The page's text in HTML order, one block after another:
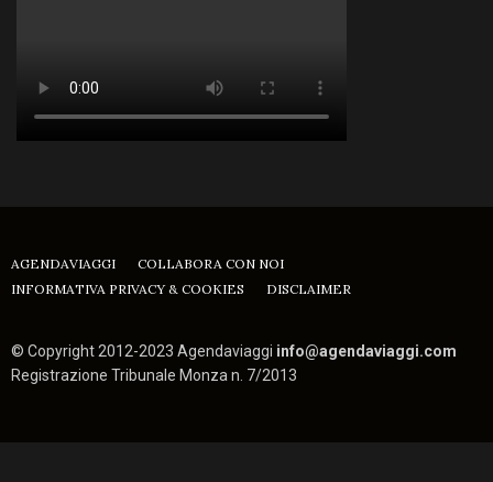
AGENDAVIAGGI
COLLABORA CON NOI
INFORMATIVA PRIVACY & COOKIES
DISCLAIMER
© Copyright 2012-2023 Agendaviaggi info@agendaviaggi.com
Registrazione Tribunale Monza n. 7/2013